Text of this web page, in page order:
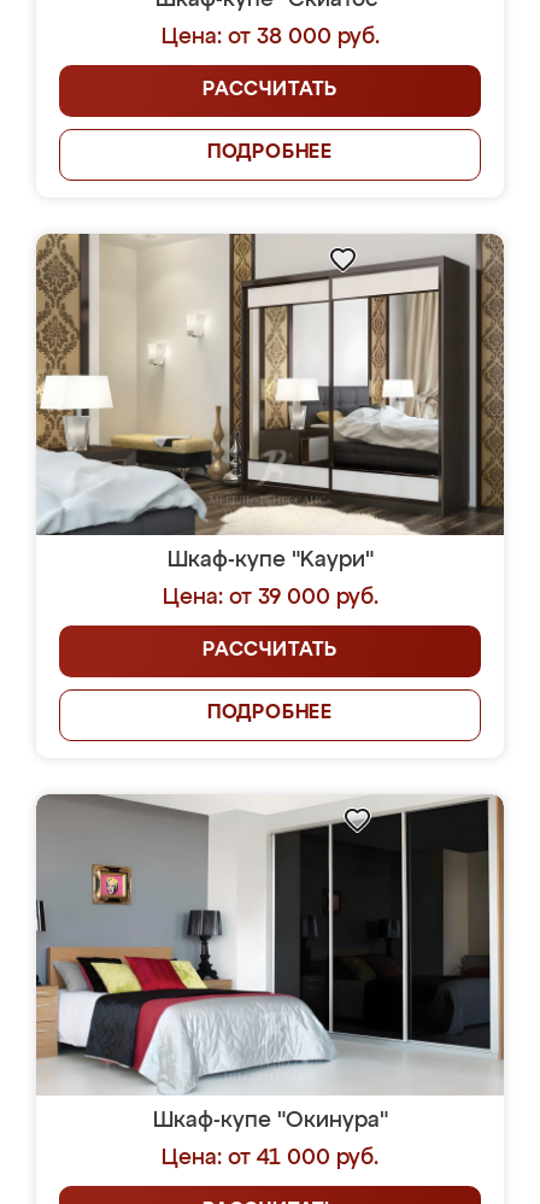
Цена: от 38 000 руб.
РАССЧИТАТЬ
ПОДРОБНЕЕ
Шкаф-купе "Kaури"
Цена: от 39 000 руб.
РАССЧИТАТЬ
ПОДРОБНЕЕ
Шкаф-купе "Окинура"
Цена: от 41 000 руб.